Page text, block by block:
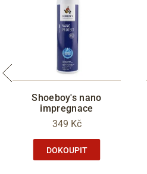
Shoeboy's nano
impregnace
349 Kč
DOKOUPIT